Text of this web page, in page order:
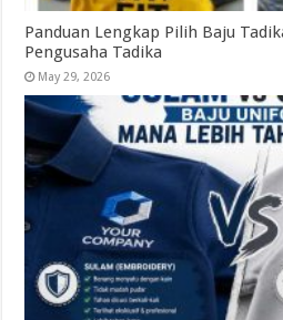
Panduan Lengkap Pilih Baju
Pengusaha Tadika
May 29, 2026